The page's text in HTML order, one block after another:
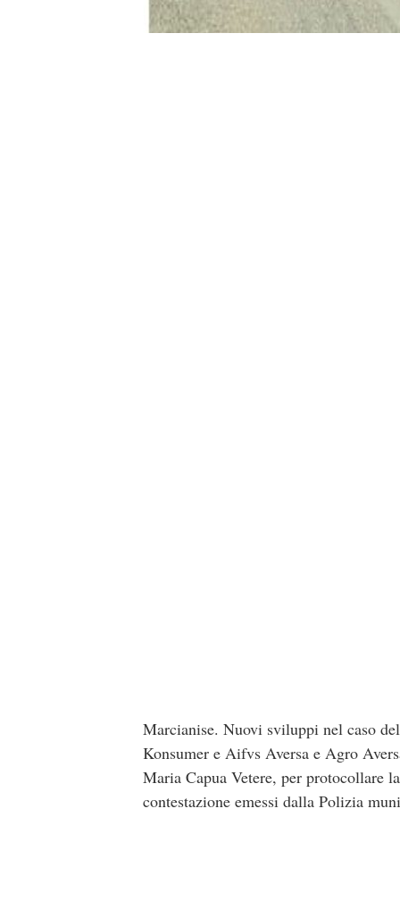
Marcianise. Nuovi sviluppi nel caso
Konsumer e Aifvs Aversa e Agro
Maria Capua Vetere, per protocollare
contestazione emessi dalla Polizia